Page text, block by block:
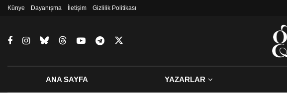
Künye Dayanışma İletişim Gizlilik Politikası
ANA SAYFA YAZARLAR